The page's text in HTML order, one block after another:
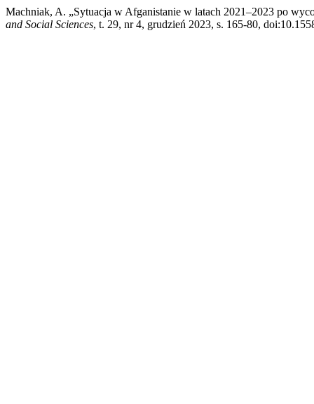
Machniak, A. „Sytuacja w Afganistanie w latach 2021–2023 po
and Social Sciences, t. 29, nr 4, grudzień 2023, s. 165-80,